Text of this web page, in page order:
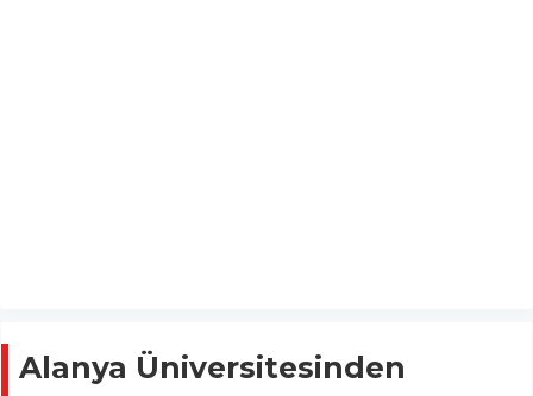
Alanya Üniversitesinden